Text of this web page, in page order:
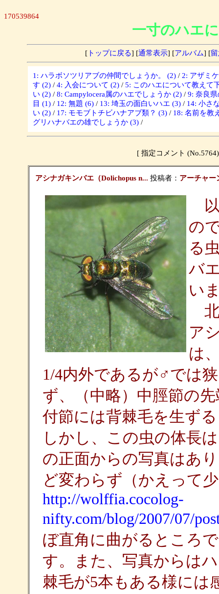
170539864
一寸のハエ
[トップに戻る] [通常表示] [アルバム] [
1: ハラボソツリアブの仲間でしょうか。 (2) / 2: アザミ
す (2) / 4: 入会について (2) / 5: このハエについて教えて
い (2) / 8: Campylocera属のハエでしょうか (2) / 9: 奈良
目 (1) / 12: 無題 (6) / 13: 埼玉の面白いハエ (3) / 14: 小さ
い (2) / 17: モモブトチビハナアブ類？ (3) / 18: 名前を教
グリハナバエの雄でしょうか (3) /
[ 指定コメント
アシナガキンバエ（Dolichopus n... 投稿者： アーチャー
以
の
る
バ
い
北
ア
は
1/4内外であるが♂では
ず、（中略）中脛節の
付節には背棘毛を生ず
しかし、この虫の体長
の正面からの写真はあ
ど変わらず（かえって
http://wolffia.cocolog-
nifty.com/blog/2007/07/
ぼ直角に曲がるところ
す。また、写真からは
棘毛が5本もある様には